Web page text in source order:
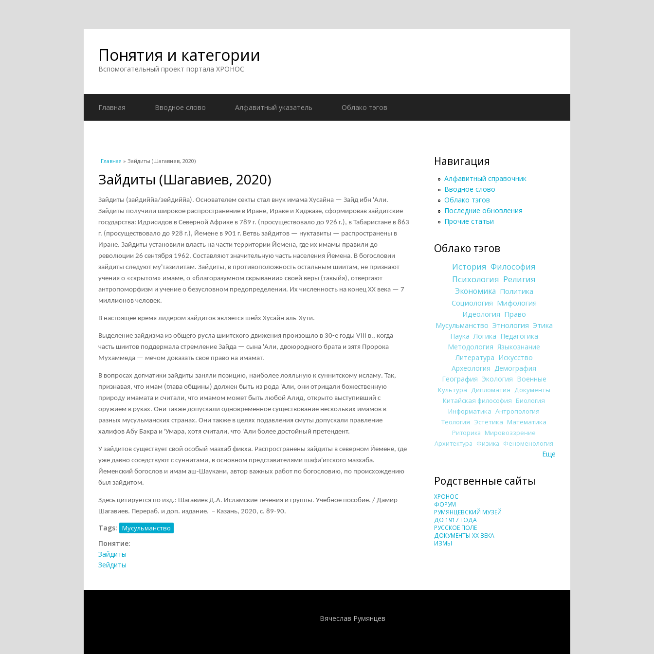
Понятия и категории
Вспомогательный проект портала ХРОНОС
Главная Вводное слово Алфавитный указатель Облако тэгов
Вы здесь
Главная » Зайдиты (Шагавиев, 2020)
Зайдиты (Шагавиев, 2020)
Зайдиты (зайдиййа/зейдиййа). Основателем секты стал внук имама Хусайна — Зайд ибн 'Али.
Зайдиты получили широкое распространение в Иране, Ираке и Хиджазе, сформировав зайдитские
государства: Идрисидов в Северной Африке в 789 г. (просуществовало до 926 г.), в Табаристане в 863
г. (просуществовало до 928 г.), Йемене в 901 г. Ветвь зайдитов — нуктавиты — распространены в
Иране. Зайдиты установили власть на части территории Йемена, где их имамы правили до
революции 26 сентября 1962. Составляют значительную часть населения Йемена. В богословии
зайдиты следуют му'тазилитам. Зайдиты, в противоположность остальным шиитам, не признают
учения о «скрытом» имаме, о «благоразумном скрывании» своей веры (такыйя), отвергают
антропоморфизм и учение о безусловном предопределении. Их численность на конец XX века — 7
миллионов человек.
В настоящее время лидером зайдитов является шейх Хусайн аль-Хути.
Выделение зайдизма из общего русла шиитского движения произошло в 30-е годы VIII в., когда
часть шиитов поддержала стремление Зайда — сына 'Али, двоюродного брата и зятя Пророка
Мухаммеда — мечом доказать свое право на имамат.
В вопросах догматики зайдиты заняли позицию, наиболее лояльную к суннитскому исламу. Так,
признавая, что имам (глава общины) должен быть из рода 'Али, они отрицали божественную
природу имамата и считали, что имамом может быть любой Алид, открыто выступивший с
оружием в руках. Они также допускали одновременное существование нескольких имамов в
разных мусульманских странах. Они также в целях подавления смуты допускали правление
халифов Абу Бакра и 'Умара, хотя считали, что 'Али более достойный претендент.
У зайдитов существует свой особый мазхаб фикха. Распространены зайдиты в северном Йемене, где
уже давно соседствуют с суннитами, в основном представителями шафи'итского мазхаба.
Йеменский богослов и имам аш-Шаукани, автор важных работ по богословию, по происхождению
был зайдитом.
Здесь цитируется по изд.: Шагавиев Д.А. Исламские течения и группы. Учебное пособие. / Дамир
Шагавиев. Перераб. и доп. издание. – Казань, 2020, с. 89-90.
Tags: Мусульманство
Понятие:
Зайдиты
Зейдиты
Навигация
Алфавитный справочник
Вводное слово
Облако тэгов
Последние обновления
Прочие статьи
Облако тэгов
История Философия
Психология Религия
Экономика Политика
Социология Мифология
Идеология Право
Мусульманство Этнология Этика
Наука Логика Педагогика
Методология Языкознание
Литература Искусство
Археология Демография
География Экология Военные
Культура Дипломатия Документы
Китайская философия Биология
Информатика Антропология
Теология Эстетика Математика
Риторика Мировоззрение
Архитектура Физика Феноменология
Еще
Родственные сайты
ХРОНОС
ФОРУМ
РУМЯНЦЕВСКИЙ МУЗЕЙ
ДО 1917 ГОДА
РУССКОЕ ПОЛЕ
ДОКУМЕНТЫ XX ВЕКА
ИЗМЫ
Вячеслав Румянцев